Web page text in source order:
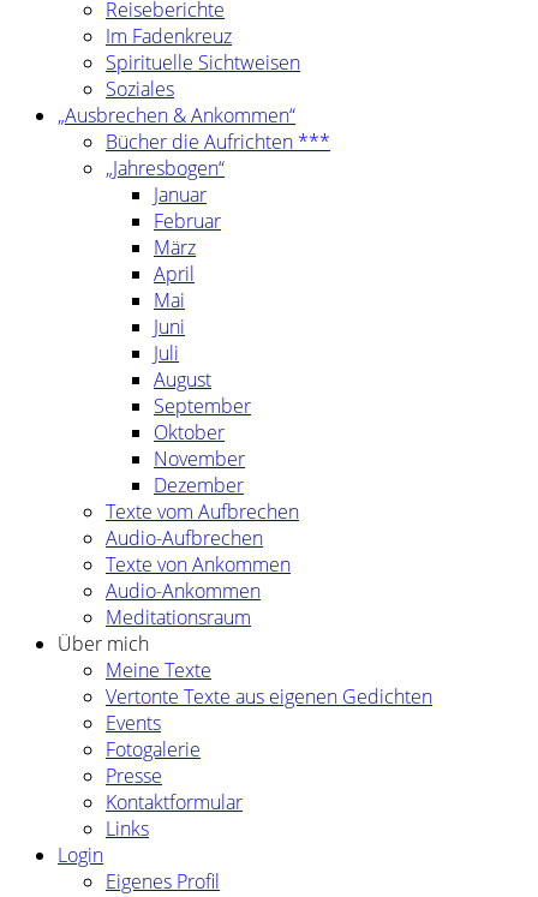
Reiseberichte
Im Fadenkreuz
Spirituelle Sichtweisen
Soziales
„Ausbrechen & Ankommen“
Bücher die Aufrichten ***
„Jahresbogen“
Januar
Februar
März
April
Mai
Juni
Juli
August
September
Oktober
November
Dezember
Texte vom Aufbrechen
Audio-Aufbrechen
Texte von Ankommen
Audio-Ankommen
Meditationsraum
Über mich
Meine Texte
Vertonte Texte aus eigenen Gedichten
Events
Fotogalerie
Presse
Kontaktformular
Links
Login
Eigenes Profil